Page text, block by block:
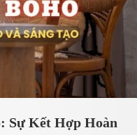
Sự Kết Hợp Hoàn